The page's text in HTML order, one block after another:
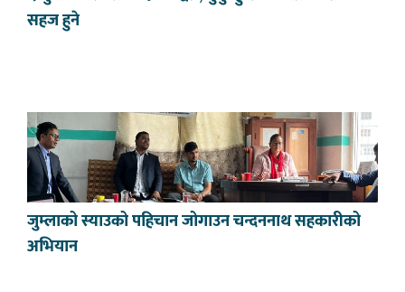
सहज हुने
जुम्लाको स्याउको पहिचान जोगाउन चन्दननाथ सहकारीको
अभियान